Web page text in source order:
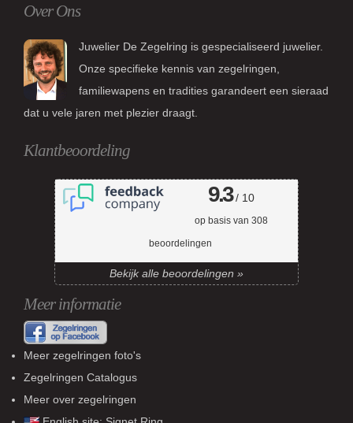
Over Ons
Juwelier De Zegelring is gespecialiseerd juwelier.
Onze specifieke kennis van zegelringen,
familiewapens en tradities garandeert een sieraad
dat u vele jaren met plezier draagt.
Klantbeoordeling
9.3/ 10
op basis van 308
beoordelingen
Bekijk alle beoordelingen »
Meer informatie
Meer zegelringen foto's
Zegelringen Catalogus
Meer over zegelringen